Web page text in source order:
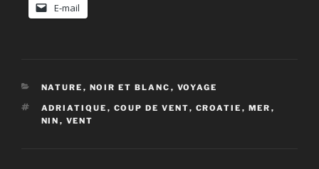
E-mail
CATÉGORIES
NATURE , NOIR ET BLANC , VOYAGE
ÉTIQUETTES
ADRIATIQUE , COUP DE VENT, CROATIE , MER ,
NIN , VENT